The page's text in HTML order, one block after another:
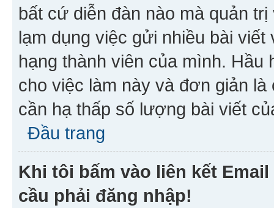
bất cứ diễn đàn nào mà quản
lạm dụng việc gửi nhiều bài
hạng thành viên của mình. Hầu
cho việc làm này và đơn giản
cần hạ thấp số lượng bài viết
Đầu trang
Khi tôi bấm vào liên kết
cầu phải đăng nhập!